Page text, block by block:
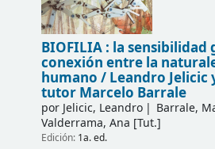
BIOFILIA : la
conexión entre la
humano / Leandro Jelicic
tutor Marcelo Barrale
por Jelicic, Leandro Barrale,
Valderrama, Ana [Tut.]
Edición: 1a. ed.